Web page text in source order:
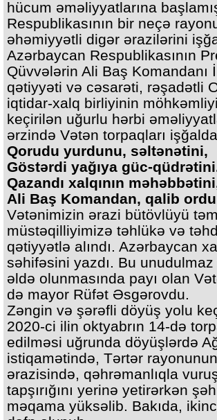
hücum əməliyyatlarına
Respublikasının bir neçə
əhəmiyyətli digər ərazilərini
Azərbaycan Respublikasının
Qüvvələrin Ali Baş Komandanı
qətiyyəti və cəsarəti, rəşadətli
iqtidar-xalq birliyinin
keçirilən uğurlu hərbi
ərzində Vətən torpaqları
Qorudu yurdunu, səltənətini,
Göstərdi yağıya güc-
Qazandı xalqının
Ali Baş Komandan, qalib
Vətənimizin ərazi bütövlüyü
müstəqilliyimizə təhlükə və
qətiyyətlə alındı. Azərbaycan
səhifəsini yazdı. Bu
əldə olunmasında payı olan
də mayor Rüfət Əsgərovdu.
Zəngin və şərəfli döyüş yolu
2020-ci ilin oktyabrın 14-də
edilməsi uğrunda döyüşlərdə
istiqamətində, Tərtər
ərazisində, qəhrəmanlıqla
tapşırığını yerinə yetirərkən
məqama yüksəlib. Bakıda,